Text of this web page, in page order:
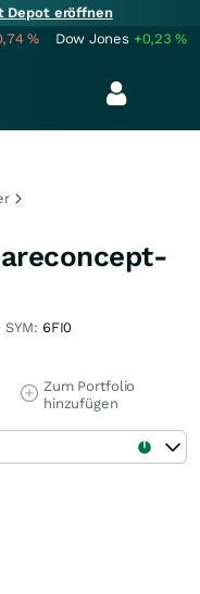
Depot eröffnen
% Dow Jones +0,23%
SYM: 6FI0
Zum Portfolio
hinzufügen